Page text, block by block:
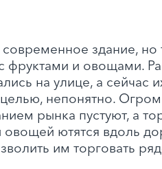
здание, но
фруктами и овощами.
на улице, а сейчас
непонятно.
рынка пустуют, а
овощей ютятся вдоль
им торговать